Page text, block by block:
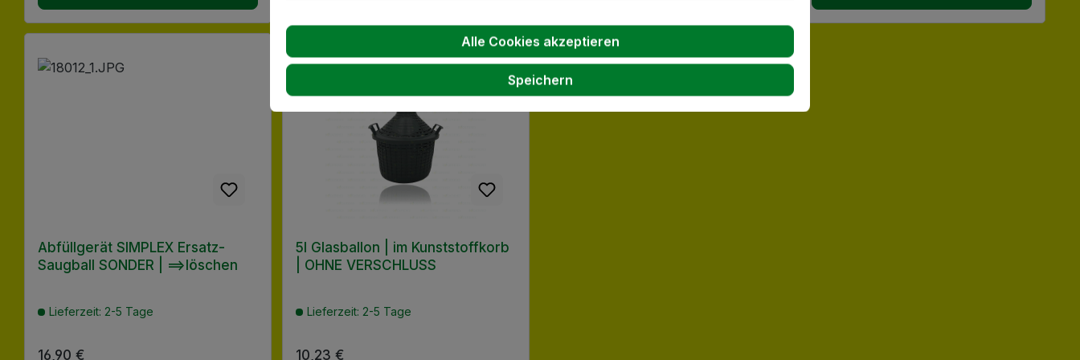
Abfüllgerät SIMPLEX Ersatz-
Saugball SONDER | ==>löschen
Lieferzeit: 2-5 Tage
Regulärer Preis:
16,90 €
5l Glasballon | im Kunststoffkorb
| OHNE VERSCHLUSS
Lieferzeit: 2-5 Tage
Regulärer Preis:
10,23 €
Alle Cookies akzeptieren
Speichern